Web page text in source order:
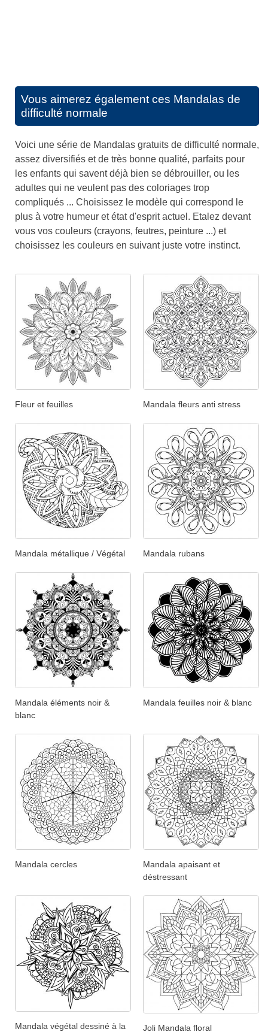
Vous aimerez également ces Mandalas de
difficulté normale
Voici une série de Mandalas gratuits de difficulté normale,
assez diversifiés et de très bonne qualité, parfaits pour
les enfants qui savent déjà bien se débrouiller, ou les
adultes qui ne veulent pas des coloriages trop
compliqués ... Choisissez le modèle qui correspond le
plus à votre humeur et état d'esprit actuel. Etalez devant
vous vos couleurs (crayons, feutres, peinture ...) et
choisissez les couleurs en suivant juste votre instinct.
Fleur et feuilles Mandala fleurs anti stress
Mandala métallique / Végétal Mandala rubans
Mandala éléments noir &
blanc
Mandala feuilles noir & blanc
Mandala cercles
Mandala apaisant et
déstressant
Mandala végétal dessiné à la Joli Mandala floral